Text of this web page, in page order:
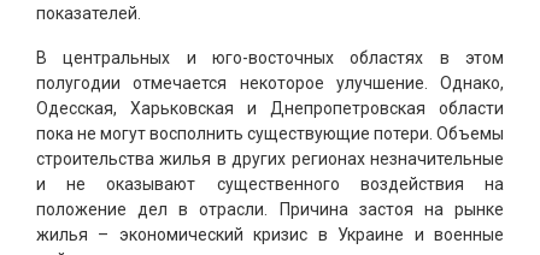
показателей.
В центральных и юго-восточных областях в этом
полугодии отмечается некоторое улучшение. Однако,
Одесская, Харьковская и Днепропетровская области
пока не могут восполнить существующие потери. Объемы
строительства жилья в других регионах незначительные
и не оказывают существенного воздействия на
положение дел в отрасли. Причина застоя на рынке
жилья – экономический кризис в Украине и военные